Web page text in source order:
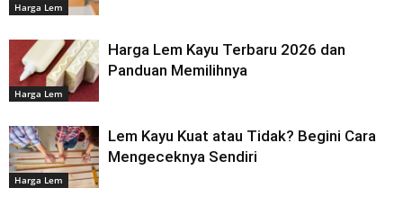
Harga Lem
Harga Lem
Harga Lem Kayu Terbaru 2026 dan
Panduan Memilihnya
Harga Lem
Lem Kayu Kuat atau Tidak? Begini Cara
Mengeceknya Sendiri